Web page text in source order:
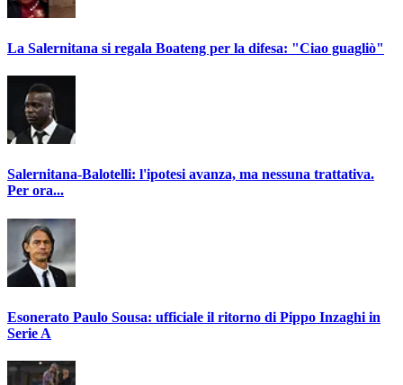
La Salernitana si regala Boateng per la difesa: "Ciao guagliò"
Salernitana-Balotelli: l'ipotesi avanza, ma nessuna trattativa.
Per ora...
Esonerato Paulo Sousa: ufficiale il ritorno di Pippo Inzaghi in
Serie A